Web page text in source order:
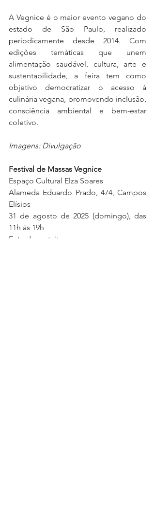
A Vegnice é o maior evento vegano do
estado de São Paulo, realizado
periodicamente desde 2014. Com
edições temáticas que unem
alimentação saudável, cultura, arte e
sustentabilidade, a feira tem como
objetivo democratizar o acesso à
culinária vegana, promovendo inclusão,
consciência ambiental e bem-estar
coletivo.
Imagens: Divulgação
Festival de Massas Vegnice
Espaço Cultural Elza Soares
Alameda Eduardo Prado, 474, Campos
Elísios
31 de agosto de 2025 (domingo), das
11h às 19h
Entrada gratuita